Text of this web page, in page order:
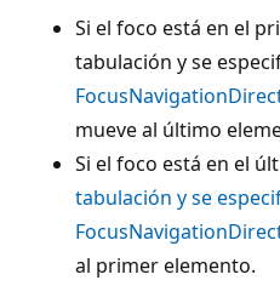
Si el foco está en el
tabulación y se
mueve al último
Si el foco está en el
tabulación y se
al primer elemento.